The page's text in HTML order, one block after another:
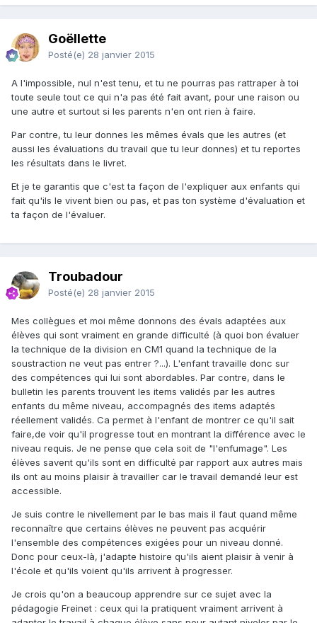
Goëllette
Posté(e) 28 janvier 2015
A l'impossible, nul n'est tenu, et tu ne pourras pas rattraper à toi
toute seule tout ce qui n'a pas été fait avant, pour une raison ou
une autre et surtout si les parents n'en ont rien à faire.
Par contre, tu leur donnes les mêmes évals que les autres (et
aussi les évaluations du travail que tu leur donnes) et tu reportes
les résultats dans le livret.
Et je te garantis que c'est ta façon de l'expliquer aux enfants qui
fait qu'ils le vivent bien ou pas, et pas ton système d'évaluation et
ta façon de l'évaluer.
Troubadour
Posté(e) 28 janvier 2015
Mes collègues et moi même donnons des évals adaptées aux
élèves qui sont vraiment en grande difficulté (à quoi bon évaluer
la technique de la division en CM1 quand la technique de la
soustraction ne veut pas entrer ?...). L'enfant travaille donc sur
des compétences qui lui sont abordables. Par contre, dans le
bulletin les parents trouvent les items validés par les autres
enfants du même niveau, accompagnés des items adaptés
réellement validés. Ca permet à l'enfant de montrer ce qu'il sait
faire,de voir qu'il progresse tout en montrant la différence avec le
niveau requis. Je ne pense que cela soit de "l'enfumage". Les
élèves savent qu'ils sont en difficulté par rapport aux autres mais
ils ont au moins plaisir à travailler car le travail demandé leur est
accessible.
Je suis contre le nivellement par le bas mais il faut quand même
reconnaître que certains élèves ne peuvent pas acquérir
l'ensemble des compétences exigées pour un niveau donné.
Donc pour ceux-là, j'adapte histoire qu'ils aient plaisir à venir à
l'école et qu'ils voient qu'ils arrivent à progresser.
Je crois qu'on a beaucoup apprendre sur ce sujet avec la
pédagogie Freinet : ceux qui la pratiquent vraiment arrivent à